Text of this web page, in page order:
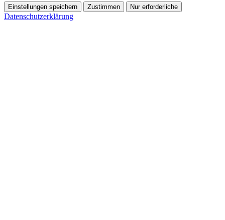
Einstellungen speichern Zustimmen Nur erforderliche
Datenschutzerklärung